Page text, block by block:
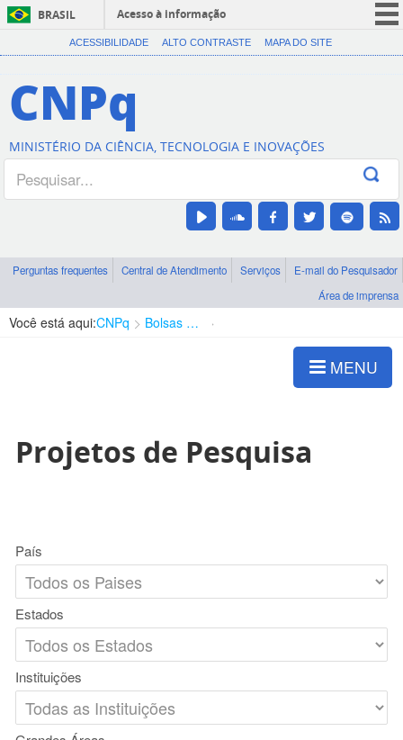
BRASIL
Acesso à informação
CORONAVÍRUS (COVID-19)
Canais
ACESSIBILIDADE ALTO CONTRASTE MAPA DO SITE
CNPq
MINISTÉRIO DA CIÊNCIA, TECNOLOGIA E INOVAÇÕES
Perguntas frequentes Central de Atendimento Serviços
E-mail do Pesquisador
Área de imprensa
Você está aqui:CNPq Bolsas e Auxílios Vigentes
MENU
Projetos de Pesquisa
País
Estados
Instituições